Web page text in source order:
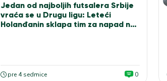
Jedan od najboljih futsalera Srbije
vraća se u Drugu ligu: Leteći
Holanđanin sklapa tim za napad na
pre 4 sedmice 0